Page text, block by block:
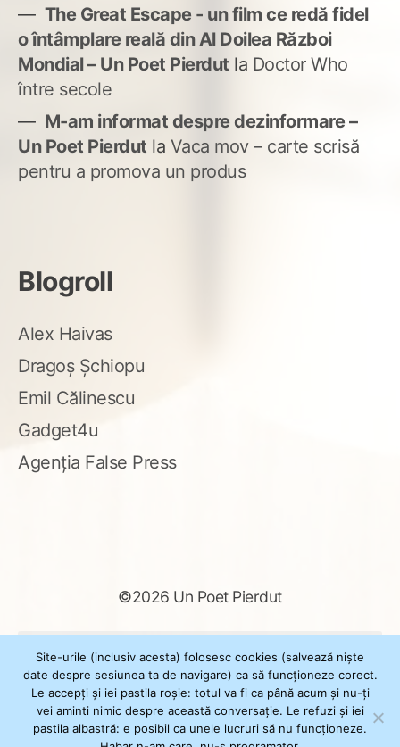
The Great Escape - un film ce redă fidel
o întâmplare reală din Al Doilea Război
Mondial – Un Poet Pierdut la Doctor Who
între secole
M-am informat despre dezinformare –
Un Poet Pierdut la Vaca mov – carte scrisă
pentru a promova un produs
Blogroll
Alex Haivas
Dragoș Șchiopu
Emil Călinescu
Gadget4u
Agenția False Press
©2026 Un Poet Pierdut
după:
Powered byWordPress
Site-urile (inclusiv acesta) folosesc cookies (salvează niște
date despre sesiunea ta de navigare) ca să funcționeze corect.
Le accepți și iei pastila roșie: totul va fi ca până acum și nu-ți
vei aminti nimic despre această conversație. Le refuzi și iei
pastila albastră: e posibil ca unele lucruri să nu funcționeze.